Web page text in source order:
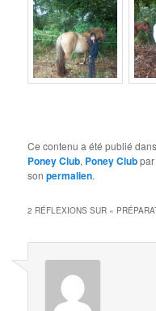
Ce contenu a été publié dans
Poney Club, Poney Clubpar
sonpermalien.
2 RÉFLEXIONS SUR «